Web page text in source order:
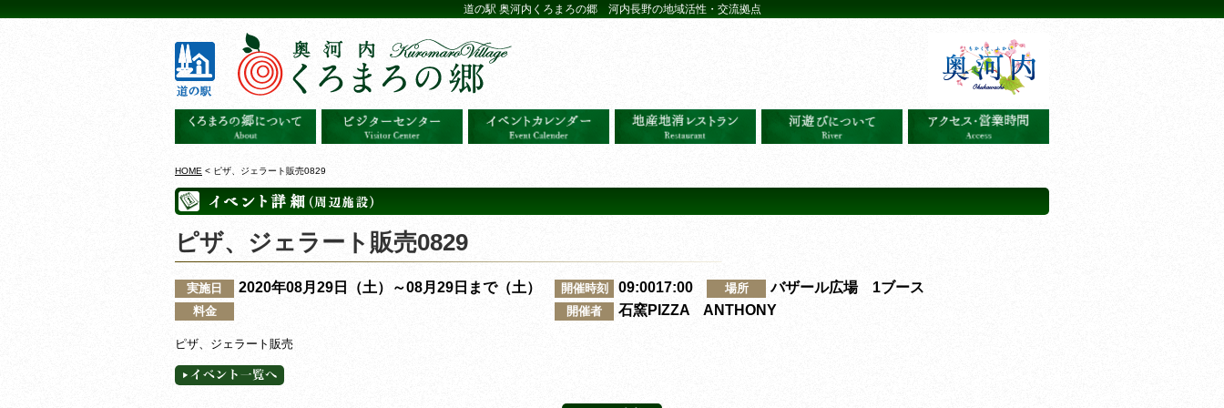
道の駅 奥河内くろまろの郷 河内長野の地域活性・交流拠点
HOME < ピザ、ジェラート販売0829
ピザ、ジェラート販売0829
実施日 2020年08月29日（土）～08月29日まで（土） 開催時刻 09:0017:00 場所 バザール広場 1ブース
料金 開催者 石窯PIZZA ANTHONY
ピザ、ジェラート販売